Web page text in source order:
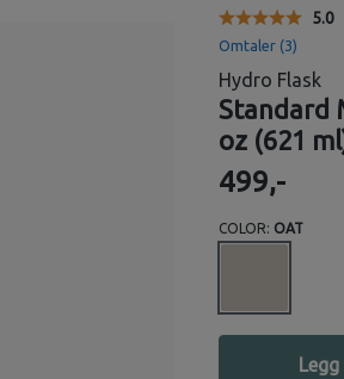
5.0
Omtaler (3)
Hydro Flask
Standard
oz (621
499,-
COLOR: OAT